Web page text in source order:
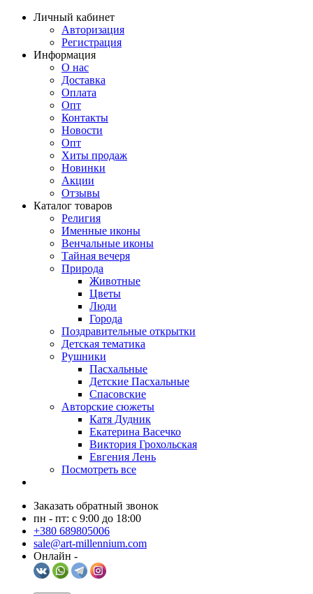
Личный кабинет
Авторизация
Регистрация
Информация
О нас
Доставка
Оплата
Опт
Контакты
Новости
Опт
Хиты продаж
Новинки
Акции
Отзывы
Каталог товаров
Религия
Именные иконы
Венчальные иконы
Тайная вечеря
Природа
Животные
Цветы
Люди
Города
Поздравительные открытки
Детская тематика
Рушники
Пасхальные
Детские Пасхальные
Спасовские
Авторские сюжеты
Катя Дудник
Екатерина Васечко
Виктория Грохольская
Евгения Лень
Посмотреть все
Заказать обратный звонок
пн - пт: с 9:00 до 18:00
+380 689805006
sale@art-millennium.com
Онлайн -